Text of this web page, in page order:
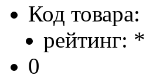
Код товара:
рейтинг: *
0